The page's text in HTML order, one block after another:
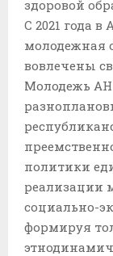
здоровой
С 2021 года
молодежная
вовлечены
Молодежь
политики
реализации
социально-
формируя